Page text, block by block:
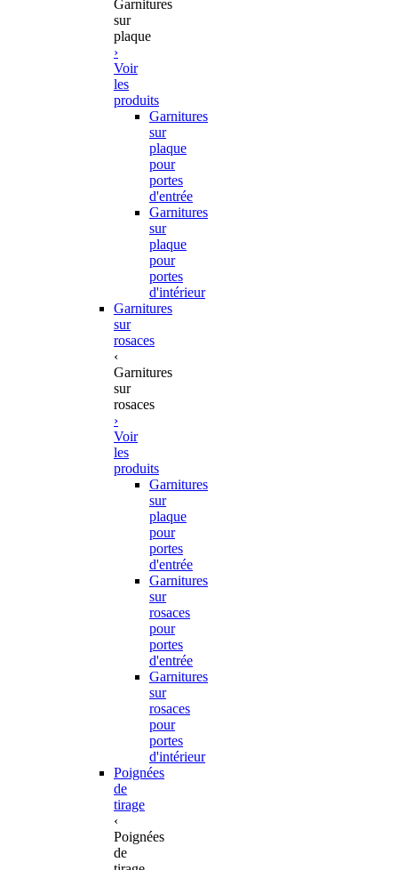
Garnitures
sur
plaque
›
Voir
les
produits
Garnitures
sur
plaque
pour
portes
d'entrée
Garnitures
sur
plaque
pour
portes
d'intérieur
Garnitures
sur
rosaces
‹
Garnitures
sur
rosaces
›
Voir
les
produits
Garnitures
sur
plaque
pour
portes
d'entrée
Garnitures
sur
rosaces
pour
portes
d'entrée
Garnitures
sur
rosaces
pour
portes
d'intérieur
Poignées
de
tirage
‹
Poignées
de